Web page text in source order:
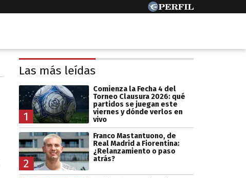
Las más leídas
1
Comienza la Fecha 4 del
Torneo Clausura 2026: qué
partidos se juegan este
viernes y dónde verlos en
vivo
2
Franco Mastantuono, de
Real Madrid a Fiorentina:
¿Relanzamiento o paso
atrás?